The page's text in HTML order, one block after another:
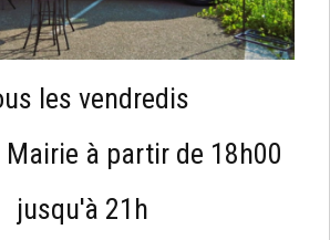
les vendredis
Mairie à partir de 18h00
jusqu'à 21h